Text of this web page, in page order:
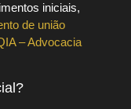
iniciais,
de união
– Advocacia